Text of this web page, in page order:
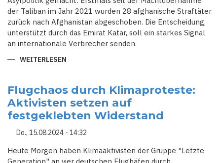
der Taliban im Jahr 2021 wurden 28 afghanische Straftäter
zurück nach Afghanistan abgeschoben. Die Entscheidung,
unterstützt durch das Emirat Katar, soll ein starkes Signal
an internationale Verbrecher senden.
WEITERLESEN
BERLIN:
DEUTSCHLAND
SCHIEBT
AFGHANISCHE
STRAFTÄTER
AB
Flugchaos durch Klimaproteste:
Aktivisten setzen auf
festgeklebten Widerstand
Do., 15.08.2024 - 14:32
Heute Morgen haben Klimaaktivisten der Gruppe "Letzte